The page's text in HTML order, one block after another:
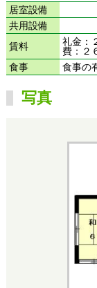
居室設備
共用設備
賃料
礼金：
費：２
食事
食事の
写真